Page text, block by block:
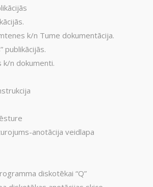
k/n Tume dokumentācija.
publikācijās.
k/n dokumenti.
anotācija veidlapa
diskotēkai “Q”